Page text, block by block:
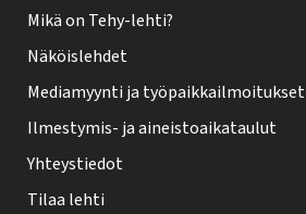
Mikä on Tehy-lehti?
Näköislehdet
Mediamyynti ja työpaikkailmoitukset
Ilmestymis- ja aineistoaikataulut
Yhteystiedot
Tilaa lehti